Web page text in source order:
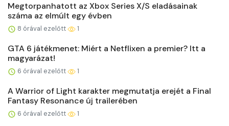
Megtorpanhatott az Xbox Series X/S eladásainak
száma az elmúlt egy évben
8 órával ezelőtt 1
GTA 6 játékmenet: Miért a Netflixen a premier? Itt a
magyarázat!
6 órával ezelőtt 1
A Warrior of Light karakter megmutatja erejét a Final
Fantasy Resonance új trailerében
6 órával ezelőtt 1